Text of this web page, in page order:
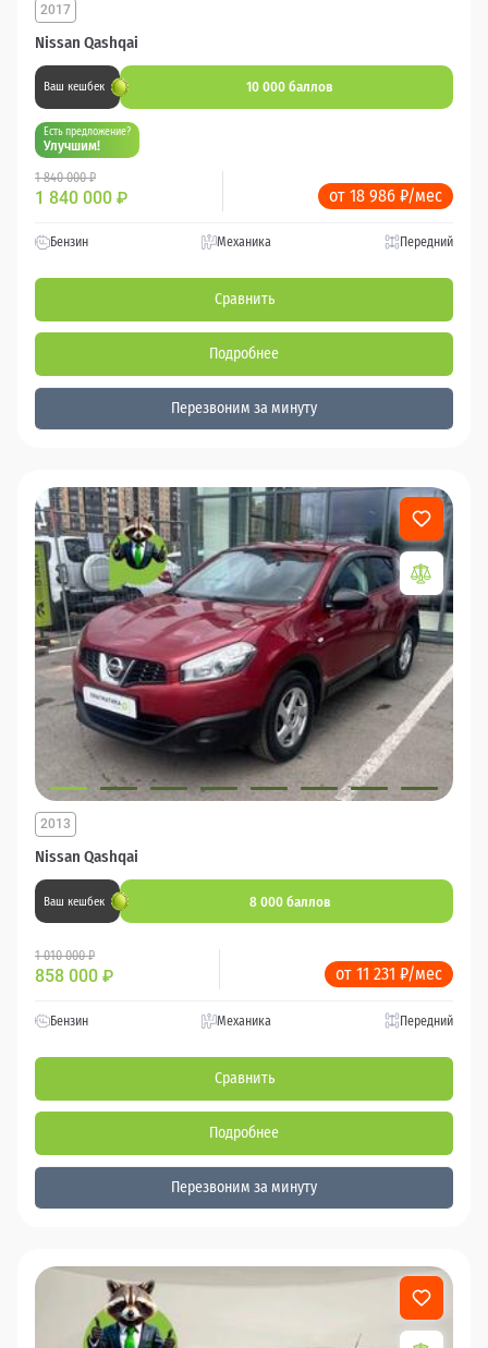
Nissan Qashqai
2017
Ваш кешбек 10 000 баллов
Есть предложение?
Улучшим!
1 840 000 ₽
1 840 000 ₽ от 18 986 ₽/мес
Бензин Механика Передний
Сравнить
Подробнее
Перезвоним за минуту
Nissan Qashqai
2013
Ваш кешбек 8 000 баллов
1 010 000 ₽
858 000 ₽ от 11 231 ₽/мес
Бензин Механика Передний
Сравнить
Подробнее
Перезвоним за минуту